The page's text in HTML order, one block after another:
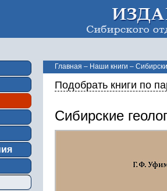
Главная – Наши книги –
Подобрать книги по
Сибирские